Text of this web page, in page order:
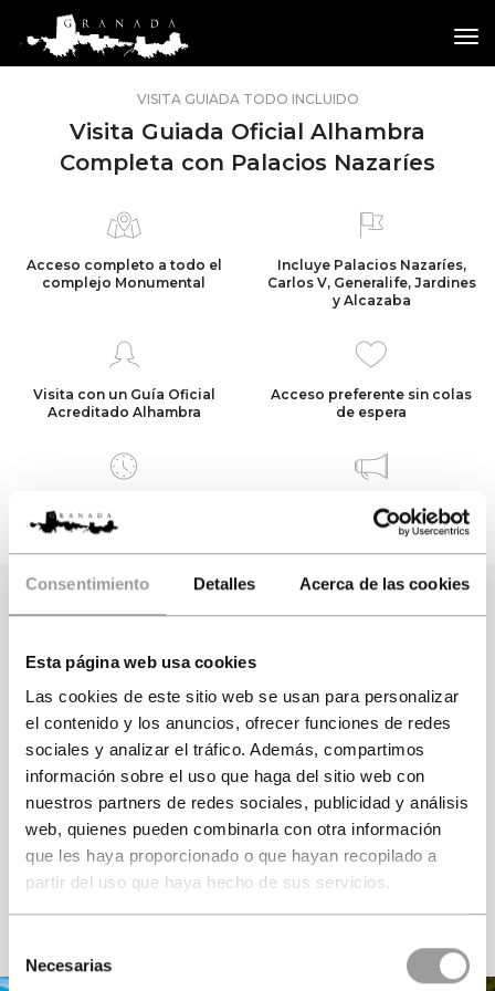
Consentimiento Detalles Acerca de las cookies
Esta página web usa cookies
Las cookies de este sitio web se usan para personalizar
el contenido y los anuncios, ofrecer funciones de redes
sociales y analizar el tráfico. Además, compartimos
información sobre el uso que haga del sitio web con
nuestros partners de redes sociales, publicidad y análisis
web, quienes pueden combinarla con otra información
que les haya proporcionado o que hayan recopilado a
partir del uso que haya hecho de sus servicios.
Necesarias
VISITA GUIADA TODO INCLUIDO
Visita Guiada Oficial Alhambra
Completa con Palacios Nazaríes
Acceso completo a todo el
complejo Monumental
Incluye Palacios Nazaríes,
Carlos V, Generalife, Jardines
y Alcazaba
Visita con un Guía Oficial
Acreditado Alhambra
Acceso preferente sin colas
de espera
horas de duración
Sistema de auriculares para
escucharal Guía
Seleccione losvisitantes
Adultos
Más 12 años
Junior
De 3 a 11 años
Niños
Menos 3 años
VER DISPONIBILIDAD